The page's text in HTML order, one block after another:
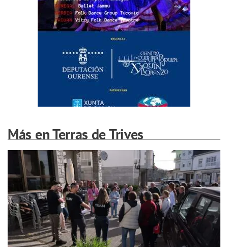
Más en Terras de Trives